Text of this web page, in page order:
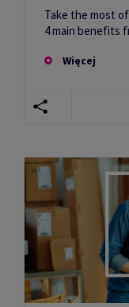
Take the most
4 main benefits
Więcej